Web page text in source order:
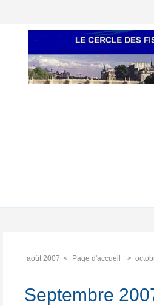
août 2007 Page d'accueil
Septembre